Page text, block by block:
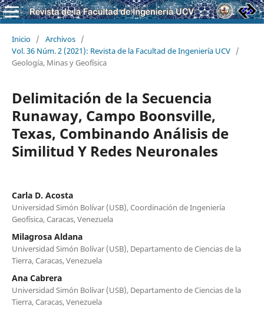
Inicio / Archivos /
Vol. 36 Núm. 2 (2021): Revista de la Facultad de Ingeniería UCV /
Geología, Minas y Geofísica
Delimitación de la Secuencia
Runaway, Campo Boonsville,
Texas, Combinando Análisis de
Similitud Y Redes Neuronales
Carla D. Acosta
Universidad Simón Bolívar (USB), Coordinación de Ingeniería
Geofísica, Caracas, Venezuela
Milagrosa Aldana
Universidad Simón Bolívar (USB), Departamento de Ciencias de la
Tierra, Caracas, Venezuela
Ana Cabrera
Universidad Simón Bolívar (USB), Departamento de Ciencias de la
Tierra, Caracas, Venezuela